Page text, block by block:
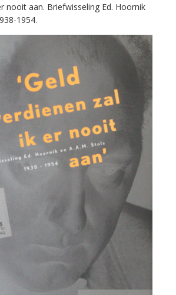
nooit aan. Briefwisseling Ed. Hoornik
1954.